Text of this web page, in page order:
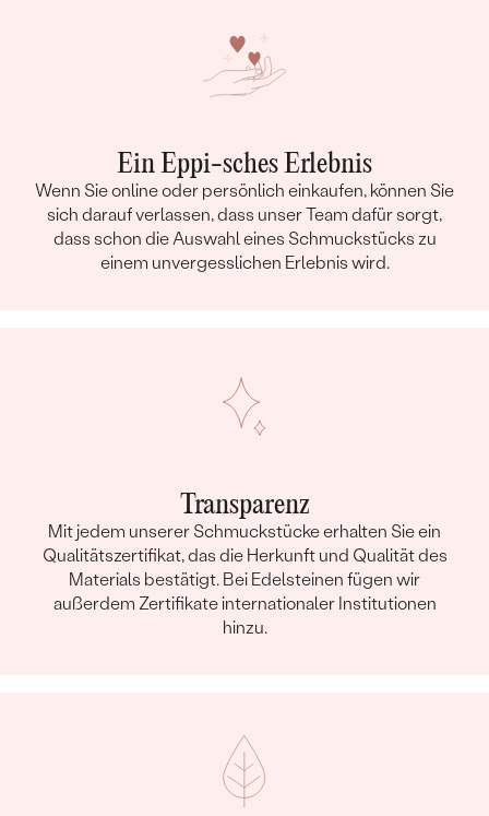
Ein Eppi-sches Erlebnis
Wenn Sie online oder persönlich einkaufen, können Sie
sich darauf verlassen, dass unser Team dafür sorgt,
dass schon die Auswahl eines Schmuckstücks zu
einem unvergesslichen Erlebnis wird.
Transparenz
Mit jedem unserer Schmuckstücke erhalten Sie ein
Qualitätszertifikat, das die Herkunft und Qualität des
Materials bestätigt. Bei Edelsteinen fügen wir
außerdem Zertifikate internationaler Institutionen
hinzu.